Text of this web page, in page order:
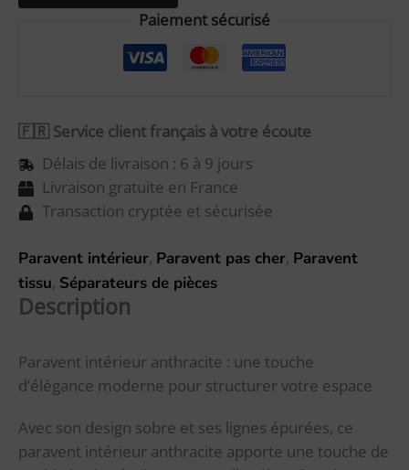
Paiement sécurisé
🇫🇷 Service client français à votre écoute
Délais de livraison : 6 à 9 jours
Livraison gratuite en France
Transaction cryptée et sécurisée
Paravent intérieur, Paravent pas cher, Paravent
tissu, Séparateurs de pièces
Description
Paravent intérieur anthracite : une touche
d’élégance moderne pour structurer votre espace
Avec son design sobre et ses lignes épurées, ce
paravent intérieur anthracite apporte une touche de